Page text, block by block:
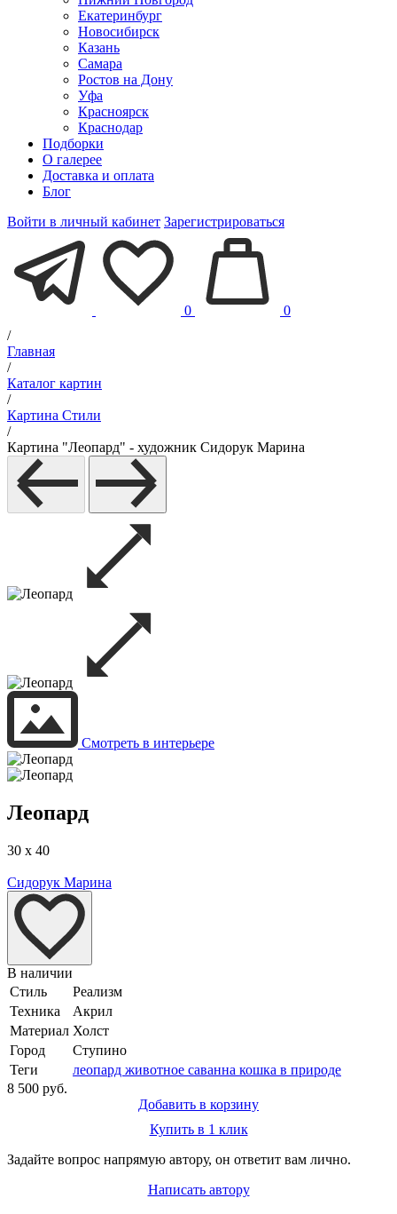
Екатеринбург
Новосибирск
Казань
Самара
Ростов на Дону
Уфа
Красноярск
Краснодар
Подборки
О галерее
Доставка и оплата
Блог
Войти в личный кабинет Зарегистрироваться
0
0
/
Главная
/
Каталог картин
/
Картина Стили
/
Картина "Леопард" - художник Сидорук Марина
Смотреть в интерьере
Леопард
30 x 40
Сидорук Марина
В наличии
Стиль
Реализм
Техника
Акрил
Материал Холст
Город
Ступино
Теги
леопард животное саванна кошка в природе
8 500 руб.
Добавить в корзину
Купить в 1 клик
Задайте вопрос напрямую автору, он ответит вам лично.
Написать автору